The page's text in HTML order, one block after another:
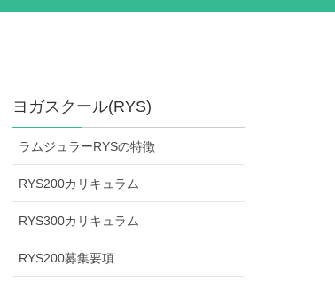
ヨガスクール(RYS)
ラムジュラーRYSの特徴
RYS200カリキュラム
RYS300カリキュラム
RYS200募集要項